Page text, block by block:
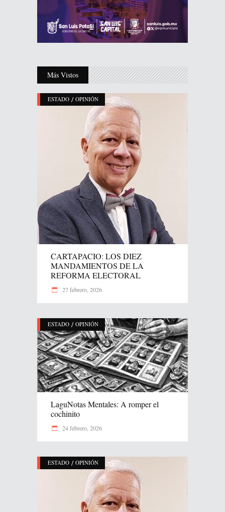
Más Vistos
ESTADO / OPINIÓN
CARTAPACIO: LOS DIEZ
MANDAMIENTOS DE LA
REFORMA ELECTORAL
27 febrero, 2026
ESTADO / OPINIÓN
LaguNotas Mentales: A romper el
cochinito
24 febrero, 2026
ESTADO / OPINIÓN